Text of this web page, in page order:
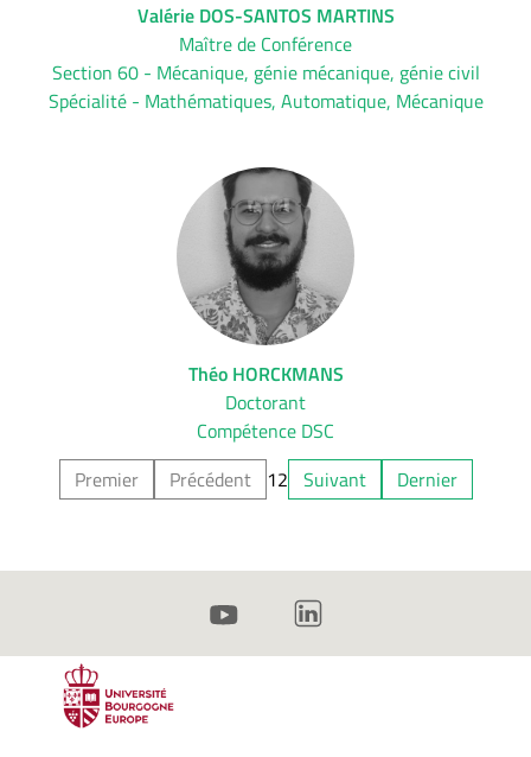
Valérie DOS-SANTOS MARTINS
Maître de Conférence
Section 60 - Mécanique, génie mécanique, génie civil
Spécialité - Mathématiques, Automatique, Mécanique
Théo HORCKMANS
Doctorant
Compétence DSC
Premier
Précédent 12 Suivant Dernier